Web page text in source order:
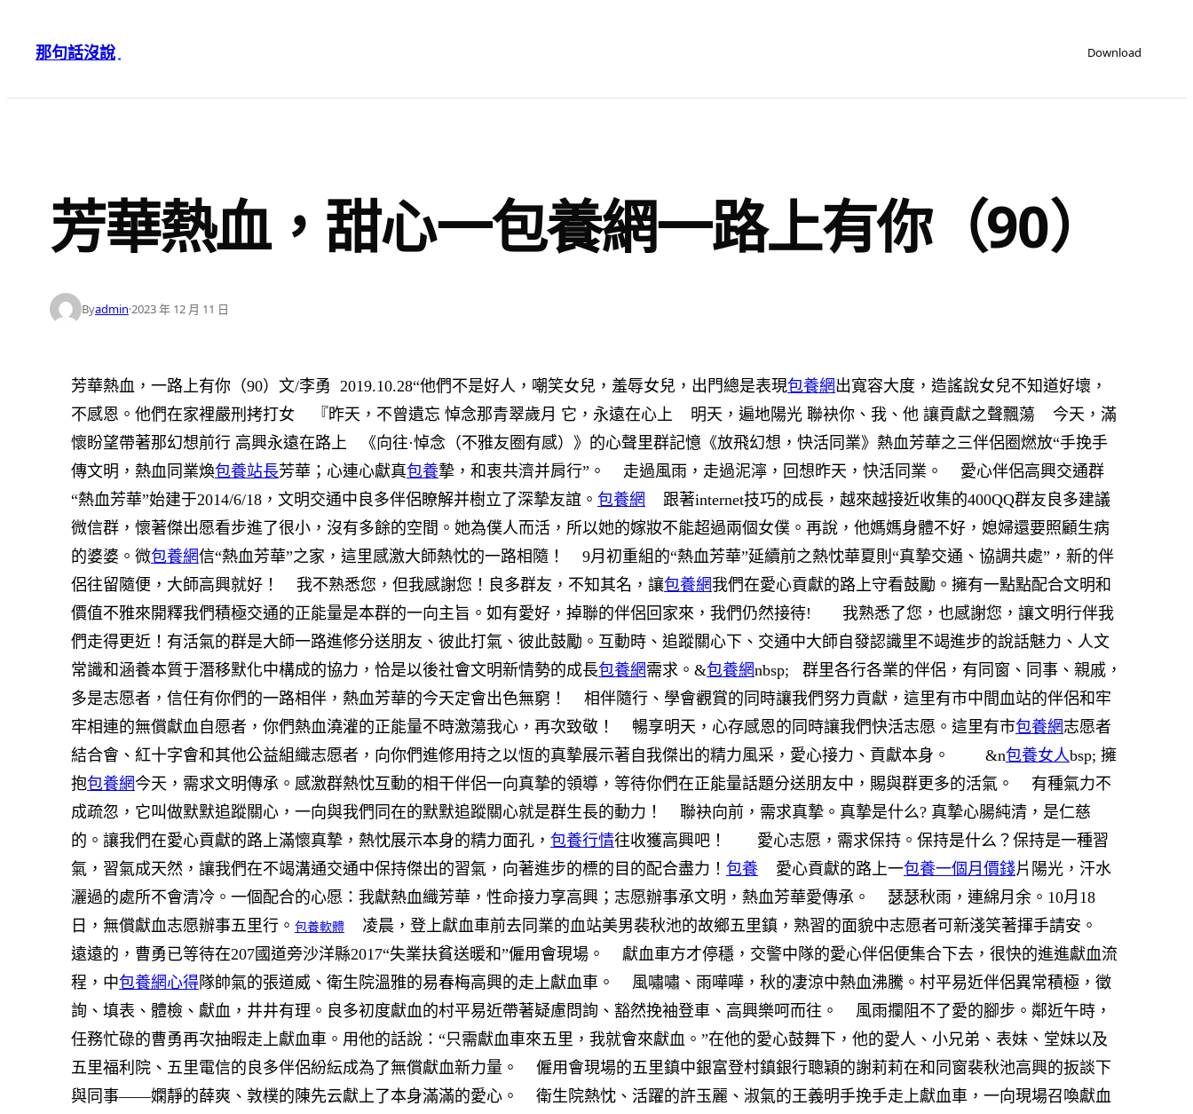
要
那句話沒說· Download
芳華熱血，甜心一包養網一路上有你（90）
Byadmin·2023 年 12 月 11 日
芳華熱血，一路上有你（90） 文/李勇 2019.10.28“他們不是好人，嘲笑女兒，羞辱女兒，出門總是表現包養網出寬容大度，造謠說女兒不知道好壞，
不感恩。他們在家裡嚴刑拷打女 『昨天，不曾遺忘 悼念那青翠歲月 它，永遠在心上 明天，遍地陽光 聯袂你、我、他 讓貢獻之聲飄蕩 今天，滿
懷盼望帶著那幻想前行 高興永遠在路上 《向往·悼念（不雅友圈有感）》的心聲里群記憶《放飛幻想，快活同業》熱血芳華之三伴侶圈燃放“手挽手
傳文明，熱血同業煥包養站長芳華；心連心獻真包養摯，和衷共濟并肩行”。 走過風雨，走過泥濘，回想昨天，快活同業。
愛心伴侶高興交通群
“熱血芳華”始建于2014/6/18，文明交通中良多伴侶瞭解并樹立了深摯友誼。 包養網 跟著internet技巧的成長，越來越接近收集的400QQ群友良多建議
微信群，懷著傑出愿看步進了很小，沒有多餘的空間。她為僕人而活，所以她的嫁妝不能超過兩個女僕。再說，他媽媽身體不好，媳婦還要照顧生病
的婆婆。微包養網信“熱血芳華”之家，這里感激大師熱忱的一路相隨！
9月初重組的“熱血芳華”延續前之熱忱華夏則“真摯交通、協調共處”，新的伴
侶往留隨便，大師高興就好！
我不熟悉您，但我感謝您！良多群友，不知其名，讓包養網我們在愛心貢獻的路上守看鼓勵。擁有一點點配合文明和
價值不雅來開釋我們積極交通的正能量是本群的一向主旨。如有愛好，掉聯的伴侶回家來，我們仍然接待!
我熟悉了您，也感謝您，讓文明行伴我
們走得更近！有活氣的群是大師一路進修分送朋友、彼此打氣、彼此鼓勵。互動時、追蹤關心下、交通中大師自發認識里不竭進步的說話魅力、人文
常識和涵養本質于潛移默化中構成的協力，恰是以後社會文明新情勢的成長包養網需求。 &包養網nbsp; 群里各行各業的伴侶，有同窗、同事、親戚，
多是志愿者，信任有你們的一路相伴，熱血芳華的今天定會出色無窮！
相伴隨行、學會觀賞的同時讓我們努力貢獻，這里有市中間血站的伴侶和牢
牢相連的無償獻血自愿者，你們熱血澆灌的正能量不時激蕩我心，再次致敬！
暢享明天，心存感恩的同時讓我們快活志愿。這里有市包養網志愿者
結合會、紅十字會和其他公益組織志愿者，向你們進修用持之以恆的真摯展示著自我傑出的精力風采，愛心接力、貢獻本身。
&n包養女人bsp; 擁
抱包養網今天，需求文明傳承。感激群熱忱互動的相干伴侶一向真摯的領導，等待你們在正能量話題分送朋友中，賜與群更多的活氣。
有種氣力不
成疏忽，它叫做默默追蹤關心，一向與我們同在的默默追蹤關心就是群生長的動力！
聯袂向前，需求真摯。真摯是什么? 真摯心腸純清，是仁慈
的。讓我們在愛心貢獻的路上滿懷真摯，熱忱展示本身的精力面孔， 包養行情往收獲高興吧！
愛心志愿，需求保持。保持是什么？保持是一種習
氣，習氣成天然，讓我們在不竭溝通交通中保持傑出的習氣，向著進步的標的目的配合盡力！ 包養 愛心貢獻的路上一包養一個月價錢片陽光，汗水
灑過的處所不會清冷。一個配合的心愿：我獻熱血織芳華，性命接力享高興；志愿辦事承文明，熱血芳華愛傳承。
瑟瑟秋雨，連綿月余。10月18
日，無償獻血志愿辦事五里行。 包養軟體
凌晨，登上獻血車前去同業的血站美男裴秋池的故鄉五里鎮，熟習的面貌中志愿者可新淺笑著揮手請安。
遠遠的，曹勇已等待在207國道旁沙洋縣2017“失業扶貧送暖和”僱用會現場。
獻血車方才停穩，交警中隊的愛心伴侶便集合下去，很快的進進獻血流
程，中包養網心得隊帥氣的張道威、衛生院溫雅的易春梅高興的走上獻血車。
風嘯嘯、雨嘩嘩，秋的凄涼中熱血沸騰。村平易近伴侶異常積極，徵
詢、填表、體檢、獻血，井井有理。良多初度獻血的村平易近帶著疑慮問詢、豁然挽袖登車、高興樂呵而往。
風雨攔阻不了愛的腳步。鄰近午時，
任務忙碌的曹勇再次抽暇走上獻血車。用他的話說：“只需獻血車來五里，我就會來獻血。”在他的愛心鼓舞下，他的愛人、小兄弟、表妹、堂妹以及
五里福利院、五里電信的良多伴侶紛紜成為了無償獻血新力量。
僱用會現場的五里鎮中銀富登村鎮銀行聰穎的謝莉莉在和同窗裴秋池高興的扳談下
與同事——嫻靜的薛爽、敦樸的陳先云獻上了本身滿滿的愛心。
衛生院熱忱、活躍的許玉麗、淑氣的王義明手挽手走上獻血車，一向現場召喚獻血